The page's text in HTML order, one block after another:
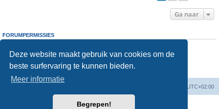
Deze website maakt gebruik van cookies om de
beste surfervaring te kunnen bieden.
Meer informatie
Begrepen!
Ga naar
FORUMPERMISSIES
kunt niet
reageren op onderwerpen in dit forum
kunt nietje eigen berichten wijzigen in dit forum
kunt nietje eigen berichten verwijderen in dit forum
bijlagen plaatsen in dit forum
UTC+02:00
phpBB® Forum Software © phpBB Limited